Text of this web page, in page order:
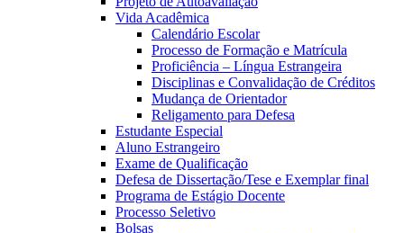
Vida Acadêmica
Calendário Escolar
Processo de Formação e Matrícula
Proficiência – Língua Estrangeira
Disciplinas e Convalidação de Créditos
Mudança de Orientador
Religamento para Defesa
Estudante Especial
Aluno Estrangeiro
Exame de Qualificação
Defesa de Dissertação/Tese e Exemplar final
Programa de Estágio Docente
Processo Seletivo
Bolsas